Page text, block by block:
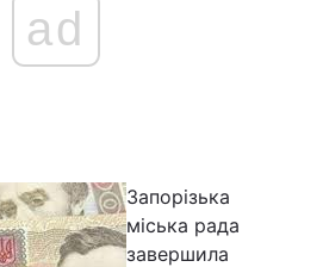
Війна
Політика
ad
Запорізька
міська рада
завершила